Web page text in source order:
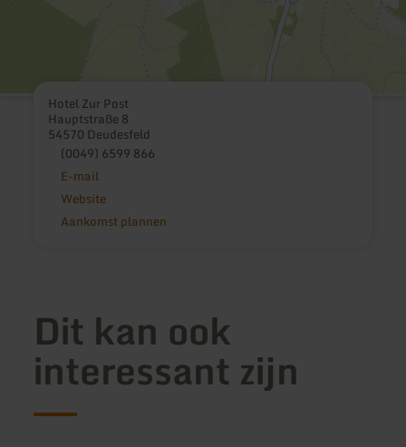
Hotel Zur Post
Hauptstraße 8
54570 Deudesfeld
(0049) 6599 866
E-mail
Website
Aankomst plannen
Dit kan ook
interessant zijn